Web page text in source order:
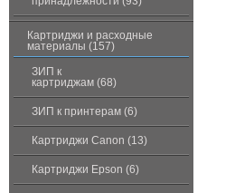
Картриджи и расходные
материалы (157)
ЗИП к
картриджам (68)
ЗИП к принтерам (6)
Картриджи Canon (13)
Картриджи Epson (6)